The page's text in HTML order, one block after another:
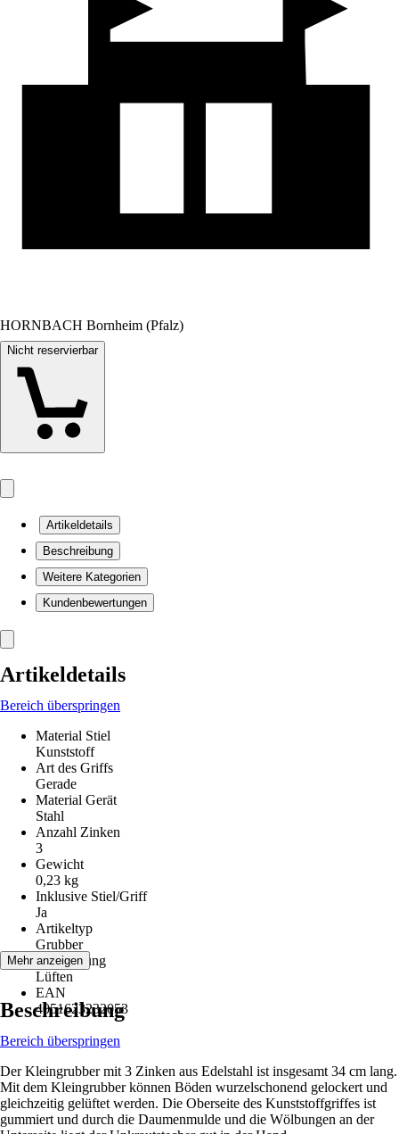
HORNBACH Bornheim (Pfalz)
Nicht reservierbar
Artikeldetails
Beschreibung
Weitere Kategorien
Kundenbewertungen
Artikeldetails
Bereich überspringen
Material Stiel
Kunststoff
Art des Griffs
Gerade
Material Gerät
Stahl
Anzahl Zinken
3
Gewicht
0,23 kg
Inklusive Stiel/Griff
Ja
Artikeltyp
Grubber
Anwendung
Lüften
EAN
4051623232053
Mehr anzeigen
Beschreibung
Bereich überspringen
Der Kleingrubber mit 3 Zinken aus Edelstahl ist insgesamt 34 cm lang.
Mit dem Kleingrubber können Böden wurzelschonend gelockert und
gleichzeitig gelüftet werden. Die Oberseite des Kunststoffgriffes ist
gummiert und durch die Daumenmulde und die Wölbungen an der